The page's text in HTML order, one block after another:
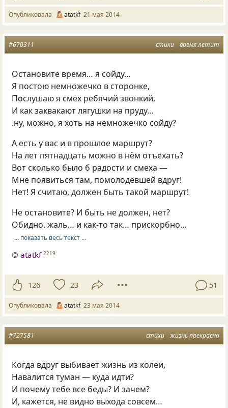
Опубликовала atatkf 21 мая 2014
стихи время летит
#670311
Остановите время… я сойду…
Я постою немножечко в сторонке,
Послушаю я смех ребячий звонкий,
И как заквакают лягушки на пруду…
.ну, можно, я хоть на немножечко сойду?
А есть у вас и в прошлое маршрут?
На лет пятнадцать можно в нём отъехать?
Вот сколько было б радости и смеха —
Мне появиться там, помолодевшей вдруг!
Нет! Я считаю, должен быть такой маршрут!
Не остановите? И быть не должен, нет?
Обидно. жаль… и как-то так… прискорбно…
… показать весь текст …
©atatkf 2219
126 23 51
Опубликовала atatkf 23 мая 2014
стихи жизнь прекрасна
#727581
Когда вдруг выбивает жизнь из колеи,
Навалится туман — куда идти?
И почему тебе все беды? И зачем?
И, кажется, не видно выхода совсем…